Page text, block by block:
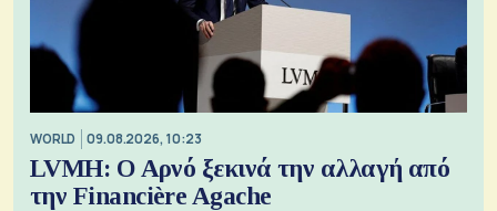
WORLD 09.08.2026, 10:23
LVMH: Ο Αρνό ξεκινά την αλλαγή από
την Financière Agache